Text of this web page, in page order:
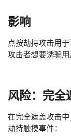
影响
点按劫持攻击用
攻击者想要诱骗用
风险：完全
在完全遮盖攻击
劫持触摸事件：